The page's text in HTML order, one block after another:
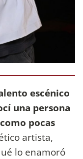
escénico
una persona
pocas
artista,
lo enamoró